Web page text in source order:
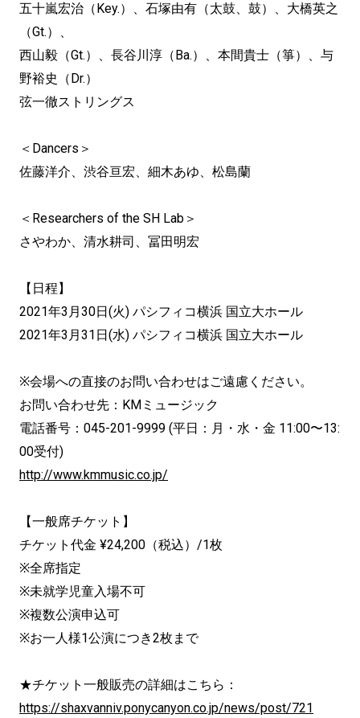
五十嵐宏治（Key.）、石塚由有（太鼓、鼓）、大橋英之
（Gt.）、
西山毅（Gt.）、長谷川淳（Ba.）、本間貴士（箏）、与
野裕史（Dr.）
弦一徹ストリングス
＜Dancers＞
佐藤洋介、渋谷亘宏、細木あゆ、松島蘭
＜Researchers of the SH Lab＞
さやわか、清水耕司、冨田明宏
【日程】
2021年3月30日(火) パシフィコ横浜 国立大ホール
2021年3月31日(水) パシフィコ横浜 国立大ホール
※会場への直接のお問い合わせはご遠慮ください。
お問い合わせ先：KMミュージック
電話番号：045-201-9999 (平日：月・水・金 11:00〜13:
00受付)
http://www.kmmusic.co.jp/
【一般席チケット】
チケット代金 ¥24,200（税込）/1枚
※全席指定
※未就学児童入場不可
※複数公演申込可
※お一人様1公演につき2枚まで
★チケット一般販売の詳細はこちら：
https://shaxvanniv.ponycanyon.co.jp/news/post/721